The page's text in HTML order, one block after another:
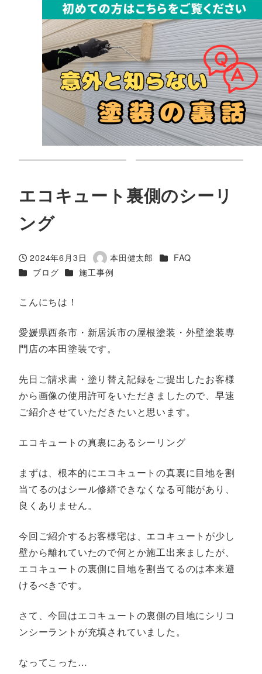
エコキュート裏側のシーリ
ング
投稿日
2024年6月3日
著
者
本田健太郎 カテゴリー
FAQ
カテゴリー
ブログ カテゴリー
施工事例
こんにちは！
愛媛県西条市・新居浜市の屋根塗装・外壁塗装専
門店の本田塗装です。
先日ご請求書・塗り替え記録をご提出したお客様
から画像の使用許可をいただきましたので、早速
ご紹介させていただきたいと思います。
エコキュートの真裏にあるシーリング
まずは、根本的にエコキュートの真裏に目地を割
当てるのはシール修繕できなくなる可能があり、
良くありません。
今回ご紹介するお客様宅は、エコキュートが少し
壁から離れていたので何とか施工出来ましたが、
エコキュートの裏側に目地を割当てるのは本来避
けるべきです。
さて、今回はエコキュートの裏側の目地にシリコ
ンシーラントが充填されていました。
なってこった…